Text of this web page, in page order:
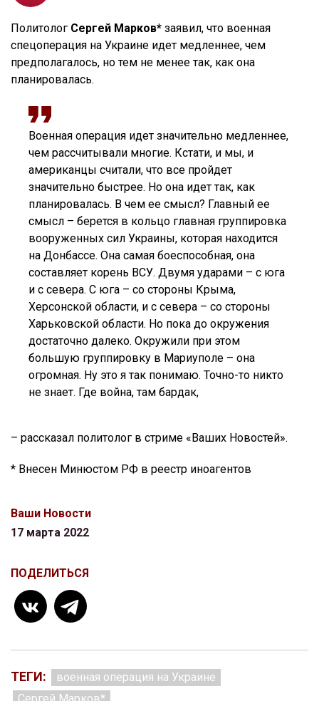
Политолог Сергей Марков* заявил, что военная
спецоперация на Украине идет медленнее, чем
предполагалось, но тем не менее так, как она
планировалась.
Военная операция идет значительно медленнее,
чем рассчитывали многие. Кстати, и мы, и
американцы считали, что все пройдет
значительно быстрее. Но она идет так, как
планировалась. В чем ее смысл? Главный ее
смысл – берется в кольцо главная группировка
вооруженных сил Украины, которая находится
на Донбассе. Она самая боеспособная, она
составляет корень ВСУ. Двумя ударами – с юга
и с севера. С юга – со стороны Крыма,
Херсонской области, и с севера – со стороны
Харьковской области. Но пока до окружения
достаточно далеко. Окружили при этом
большую группировку в Мариуполе – она
огромная. Ну это я так понимаю. Точно-то никто
не знает. Где война, там бардак,
– рассказал политолог в стриме «Ваших Новостей».
* Внесен Минюстом РФ в реестр иноагентов
Ваши Новости
17 марта 2022
ПОДЕЛИТЬСЯ
ТЕГИ:
военная операция на Украине